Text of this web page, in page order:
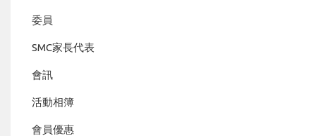
委員
SMC家長代表
會訊
活動相簿
會員優惠